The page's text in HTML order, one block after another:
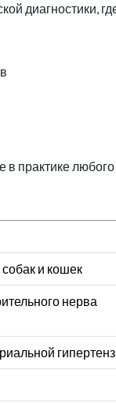
диагностики,
практике
и кошек
нерва